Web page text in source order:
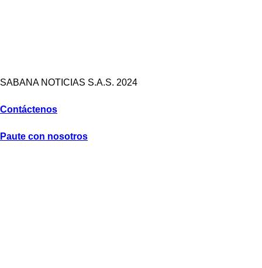
SABANA NOTICIAS S.A.S. 2024
Contáctenos
Paute con nosotros